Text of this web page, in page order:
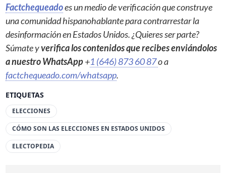
ETIQUETAS
ELECCIONES
CÓMO SON LAS ELECCIONES EN ESTADOS UNIDOS
ELECTOPEDIA
Factchequeadoes un medio de verificación que construye
una comunidad hispanohablante para contrarrestar la
desinformación en Estados Unidos. ¿Quieres ser parte?
Súmate yverifica los contenidos que recibes enviándolos
a nuestro WhatsApp+1 (646) 873 60 87o a
factchequeado.com/whatsapp.